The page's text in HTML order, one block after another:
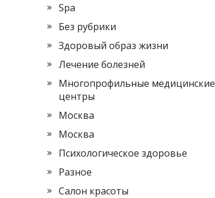
Spa
Без рубрики
Здоровый образ жизни
Лечение болезней
Многопрофильные медицинские
центры
Москва
Москва
Психологическое здоровье
Разное
Салон красоты